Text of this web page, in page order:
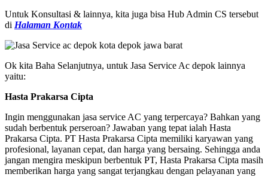
Untuk Konsultasi & lainnya, kita juga bisa Hub Admin CS tersebut
di Halaman Kontak
Ok kita Baha Selanjutnya, untuk Jasa Service Ac depok lainnya
yaitu:
Hasta Prakarsa Cipta
Ingin menggunakan jasa service AC yang terpercaya? Bahkan yang
sudah berbentuk perseroan? Jawaban yang tepat ialah Hasta
Prakarsa Cipta. PT Hasta Prakarsa Cipta memiliki karyawan yang
profesional, layanan cepat, dan harga yang bersaing. Sehingga anda
jangan mengira meskipun berbentuk PT, Hasta Prakarsa Cipta masih
memberikan harga yang sangat terjangkau dengan pelayanan yang